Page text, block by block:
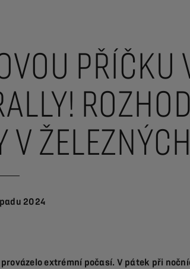
PŘÍČKU
V
2024
extrémní počasí. V pátek při